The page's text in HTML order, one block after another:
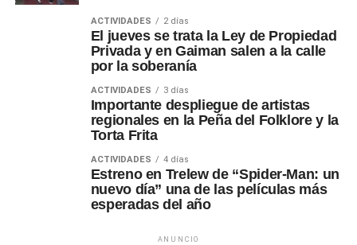
ACTIVIDADES 2 días
El jueves se trata la Ley de Propiedad
Privada y en Gaiman salen a la calle
por la soberanía
ACTIVIDADES 3 días
Importante despliegue de artistas
regionales en la Peña del Folklore y la
Torta Frita
ACTIVIDADES 4 días
Estreno en Trelew de “Spider-Man: un
nuevo día” una de las películas más
esperadas del año
ANUNCIO